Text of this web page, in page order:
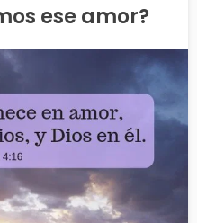
ese amor?